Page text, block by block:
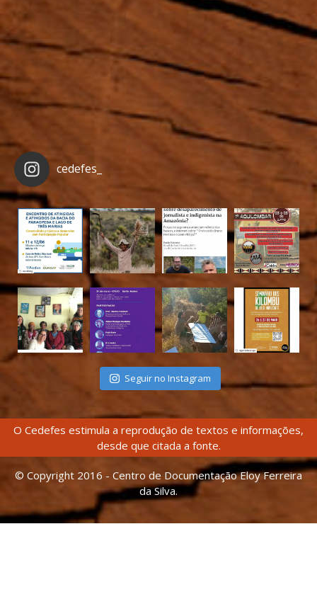
cedefes_
Seguir no Instagram
O Cedefes estimula a reprodução de textos e informações,
desde que citada a fonte.
© Copyright 2016 - Centro de Documentação Eloy Ferreira
da Silva.